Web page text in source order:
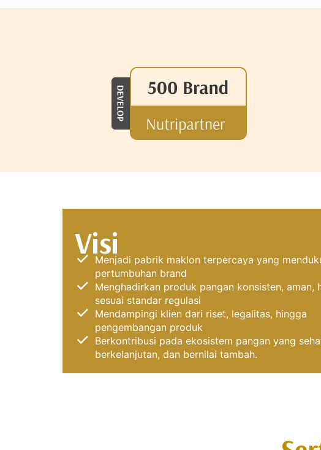
VisiMenjadi pabrik maklon terpercaya yang
pertumbuhan brand
Menghadirkan produk pangan konsisten, aman,
sesuai standar regulasi
Mendampingi klien dari riset, legalitas, hingga
pengembangan produk
Berkontribusi pada ekosistem pangan yang
berkelanjutan, dan bernilai tambah.